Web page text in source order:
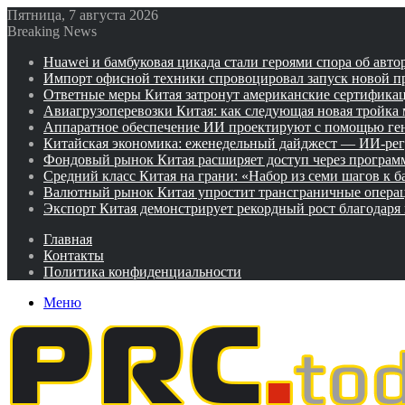
Пятница, 7 августа 2026
Breaking News
Huawei и бамбуковая цикада стали героями спора об
Импорт офисной техники спровоцировал запуск новой
Ответные меры Китая затронут американские
Авиагрузоперевозки Китая: как следующая новая
Аппаратное обеспечение ИИ проектируют с помощью
Китайская экономика: еженедельный дайджест — ИИ-
Фондовый рынок Китая расширяет доступ через
Средний класс Китая на грани: «Набор из семи шагов к
Валютный рынок Китая упростит трансграничные
Экспорт Китая демонстрирует рекордный рост
Главная
Контакты
Политика конфиденциальности
Меню